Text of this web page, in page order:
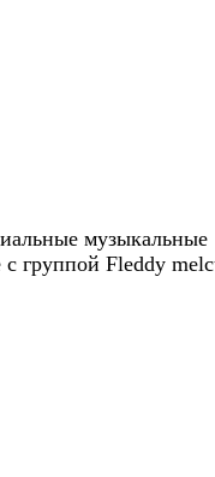
музыкальные
группой Fleddy